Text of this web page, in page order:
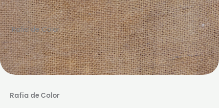
Rafia de Color
Rafia de Color